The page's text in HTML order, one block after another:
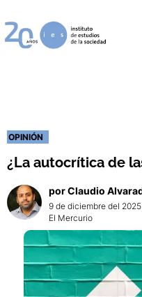
OPINIÓN
¿La autocrítica de
porClaudio
9 de diciembre del 2025
El Mercurio